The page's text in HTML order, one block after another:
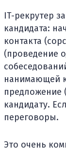
IT-рекрутер
кандидата:
контакта
(проведение
нанимающей
предложение
кандидату.
переговоры.
Это очень